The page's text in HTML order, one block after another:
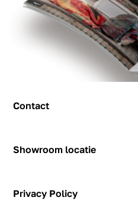
Contact
Showroom locatie
Figeehal 2
2031 BJ Haarlem
Privacy Policy